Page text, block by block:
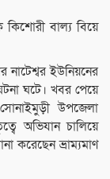
কিশোরী বাল্য বিয়ে
ইউনিয়নের
ঘটে। খবর পেয়ে
সোনাইমুড়ী উপজেলা
অভিযান চালিয়ে
করেছেন ভ্রাম্যমাণ